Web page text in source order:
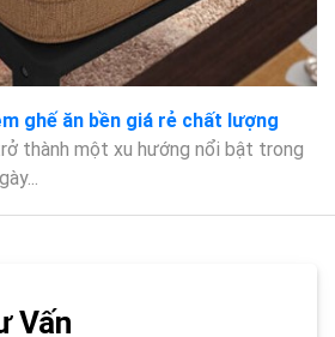
ghế ăn bền giá rẻ chất lượng
thành một xu hướng nổi bật trong
Vấn